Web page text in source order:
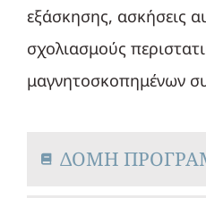
εξάσκησης, ασκήσεις
σχολιασμούς
μαγνητοσκοπημένων
ΔΟΜΗ